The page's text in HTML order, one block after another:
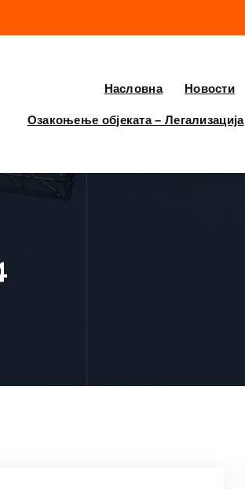
Насловна Новости
Озакоњење објеката – Легализација